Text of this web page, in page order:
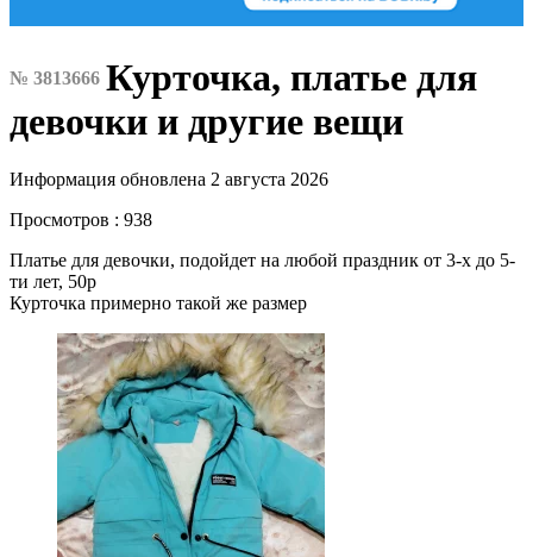
№ 3813666 Курточка, платье для
девочки и другие вещи
Информация обновлена 2 августа 2026
Просмотров : 938
Платье для девочки, подойдет на любой праздник от 3-х до 5-
ти лет, 50р
Курточка примерно такой же размер